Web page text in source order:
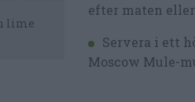
lime
efter maten
Servera i ett
Moscow Mule-